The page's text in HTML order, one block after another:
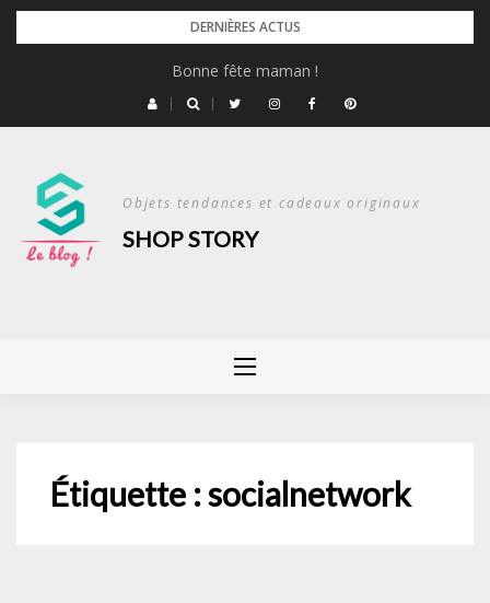
Skip
DERNIÈRES ACTUS
Bonne fête maman !
Objets tendances et cadeaux originaux
SHOP STORY
Étiquette :socialnetwork